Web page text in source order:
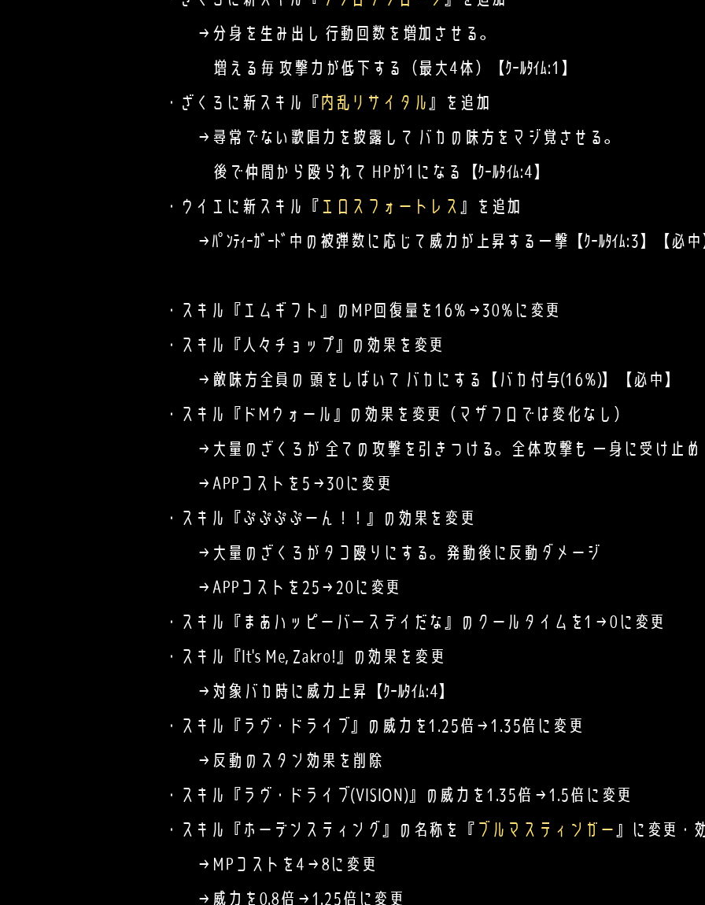
→分身を生み出し 行動回数を増加させる。
増える毎 攻撃力が低下する（最大4体）【ｸｰﾙﾀｲﾑ:1】
・ざくろに新スキル『内乱リサイタル』を追加
→尋常でない歌唱力を披露して バカの味方をマジ覚させる。
後で仲間から殴られて HPが1になる【ｸｰﾙﾀｲﾑ:4】
・ウイエに新スキル『エロスフォートレス』を追加
→ﾊﾟﾝﾃｨｰｶﾞｰﾄﾞ中の被弾数に応じて威力が上昇する一撃【ｸｰﾙﾀｲﾑ:3】【必中
・スキル『エムギフト』のMP回復量を16%→30%に変更
・スキル『人々チョップ』の効果を変更
→敵味方全員の 頭をしばいて バカにする【バカ付与(16%)】【必中】
・スキル『ドMウォール』の効果を変更（マザフロでは変化なし）
→大量のざくろが 全ての攻撃を引きつける。全体攻撃も 一身に受け止め
→APPコストを5→30に変更
・スキル『ぷぷぷぷーん！！』の効果を変更
→大量のざくろがタコ殴りにする。発動後に反動ダメージ
→APPコストを25→20に変更
・スキル『まあハッピーバースデイだな』のクールタイムを1→0に変更
・スキル『It's Me, Zakro!』の効果を変更
→対象バカ時に威力上昇【ｸｰﾙﾀｲﾑ:4】
・スキル『ラヴ・ドライブ』の威力を1.25倍→1.35倍に変更
→反動のスタン効果を削除
・スキル『ラヴ・ドライブ(VISION)』の威力を1.35倍→1.5倍に変更
・スキル『ホーデンスティング』の名称を『ブルマスティンガー』に変更・
→MPコストを4→8に変更
→威力を0.8倍→1.25倍に変更